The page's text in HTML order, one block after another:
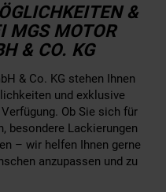
&
MGS MOTOR
& CO. KG
& Co. KG stehen Ihnen
und exklusive
Ob Sie sich für
besondere Lackierungen
– wir helfen Ihnen gerne
anzupassen und zu